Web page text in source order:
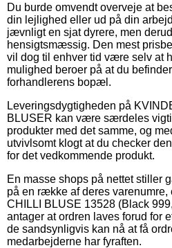
Du burde omvendt overveje at
din lejlighed eller ud på din
jævnligt en sjat dyrere, men
hensigtsmæssig. Den mest
vil dog til enhver tid være selv at
mulighed beroer på at du
forhandlerens bopæl.
Leveringsdygtigheden på
BLUSER kan være særdeles
produkter med det samme, og
utvivlsomt klogt at du checker
for det vedkommende produkt.
En masse shops på nettet stiller
på en række af deres
CHILLI BLUSE 13528 (Black
antager at ordren laves forud for
de sandsynligvis kan nå at få
medarbejderne har fyraften.